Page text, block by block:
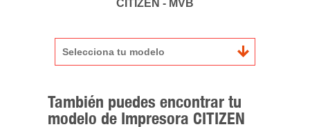
CITIZEN - MVB
Selecciona tu modelo
También puedes encontrar tu
modelo de Impresora CITIZEN